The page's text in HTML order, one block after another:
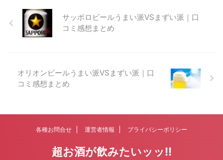
サッポロビールうまい派VSまずい派｜口
コミ感想まとめ
オリオンビールうまい派VSまずい派｜口
コミ感想まとめ
各種お問合せ 運営者情報 プライバシーポリシー
超お酒が飲みたいッッ!!